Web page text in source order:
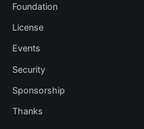
Foundation
License
Events
Security
Sponsorship
Thanks